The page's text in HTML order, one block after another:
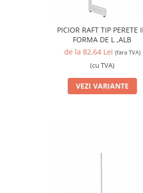
PICIOR RAFT TIP PERETE
FORMA DE L ,ALB
de la 82,64 Lei (fara TVA)
(cu TVA)
VEZI VARIANTE